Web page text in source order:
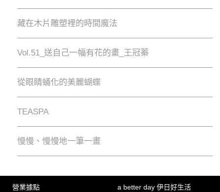
藏在木片雕塑裡的時間魔法
Vol.51_送自己一幅有花的畫_王冠蓁
從眼睛蛹化的美麗蝴蝶
TEASPA
慢慢、慢慢地⼀筆⼀畫
營業據點 a better day 伊日好生活